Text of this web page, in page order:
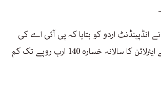
انڈپینڈنٹ اردو کو بتایا کہ پی آئی اے کی
موجودہ انتظامیہ نے ایئرلائن کا سالانہ خسارہ 140 ارب روپے تک کم